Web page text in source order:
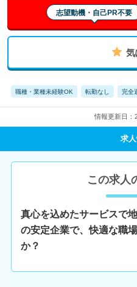
志望動機・自己PR不要
気
職種・業種未経験OK 転勤なし 完全
情報更新日：
求
この求人
真心を込めたサービスで
の安定企業で、快適な職
か？